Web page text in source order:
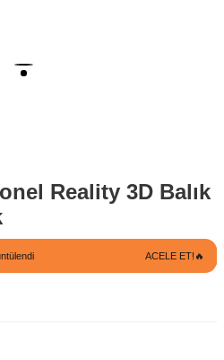
Reality 3D Balık
ACELE ET!🔥